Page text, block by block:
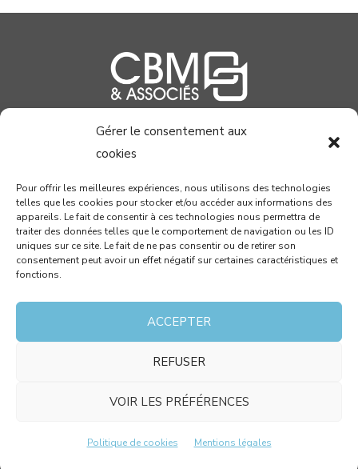
Gérer le consentement aux
cookies
Pour offrir les meilleures expériences, nous utilisons des technologies
telles que les cookies pour stocker et/ou accéder aux informations des
appareils. Le fait de consentir à ces technologies nous permettra de
traiter des données telles que le comportement de navigation ou les ID
uniques sur ce site. Le fait de ne pas consentir ou de retirer son
consentement peut avoir un effet négatif sur certaines caractéristiques et
fonctions.
ACCEPTER
REFUSER
VOIR LES PRÉFÉRENCES
Politique de cookies Mentions légales
04 99 58 37 40
78 allée John Napier
Atrium du Millénaire
34000 MONTPELLIER
soient utilisées pour me contacter dans le cadre de